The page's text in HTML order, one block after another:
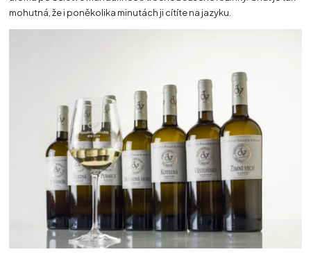
mohutná, že i poněkolika minutách ji cítíte na jazyku.